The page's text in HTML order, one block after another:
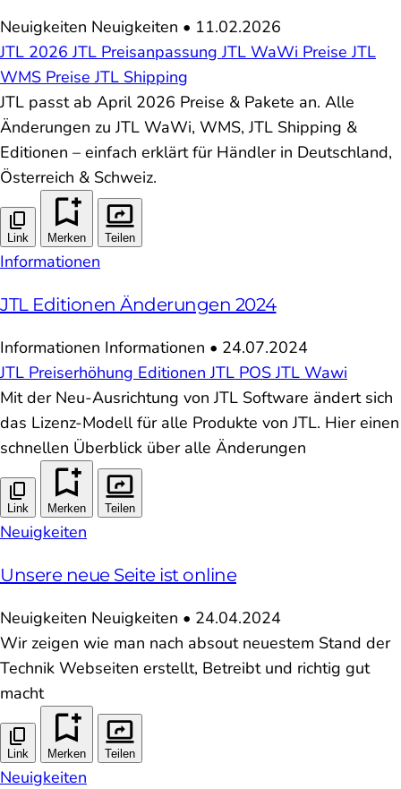
Neuigkeiten Neuigkeiten • 11.02.2026
JTL 2026JTL PreisanpassungJTL WaWi PreiseJTL
WMS PreiseJTL Shipping
JTL passt ab April 2026 Preise & Pakete an. Alle
Änderungen zu JTL WaWi, WMS, JTL Shipping &
Editionen – einfach erklärt für Händler in Deutschland,
Österreich & Schweiz.
Link Merken Teilen
Informationen
JTL Editionen Änderungen 2024
Informationen Informationen • 24.07.2024
JTL Preiserhöhung EditionenJTL POSJTL Wawi
Mit der Neu-Ausrichtung von JTL Software ändert sich
das Lizenz-Modell für alle Produkte von JTL. Hier einen
schnellen Überblick über alle Änderungen
Link Merken Teilen
Neuigkeiten
Unsere neue Seite ist online
Neuigkeiten Neuigkeiten • 24.04.2024
Wir zeigen wie man nach absout neuestem Stand der
Technik Webseiten erstellt, Betreibt und richtig gut
macht
Link Merken Teilen
Neuigkeiten